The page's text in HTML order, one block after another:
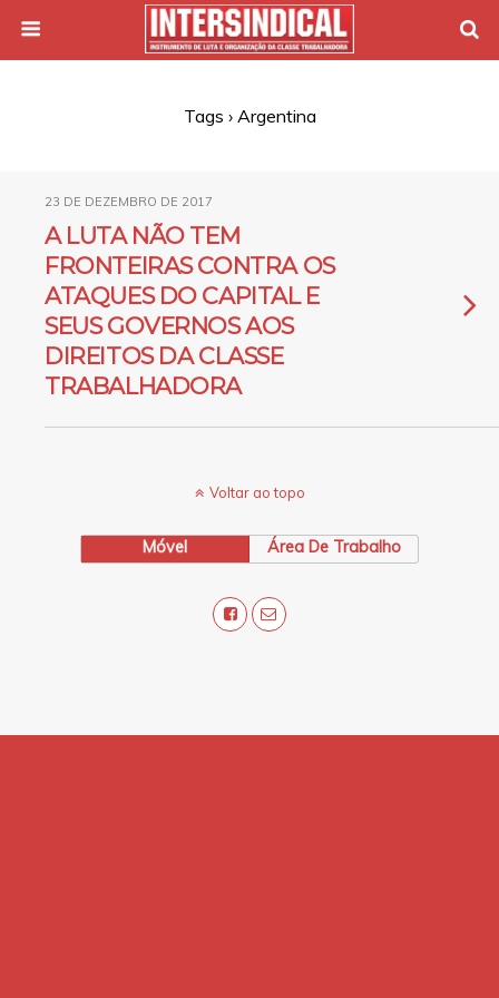
Tags › Argentina
23 DE DEZEMBRO DE 2017
A LUTA NÃO TEM
FRONTEIRAS CONTRA OS
ATAQUES DO CAPITAL E
SEUS GOVERNOS AOS
DIREITOS DA CLASSE
TRABALHADORA
Voltar ao topo
Móvel Área De Trabalho